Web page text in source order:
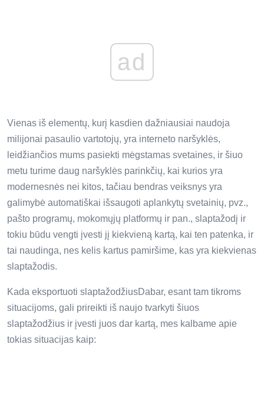
ad
Vienas iš elementų, kurį kasdien dažniausiai naudoja
milijonai pasaulio vartotojų, yra interneto naršyklės,
leidžiančios mums pasiekti mėgstamas svetaines, ir šiuo
metu turime daug naršyklės parinkčių, kai kurios yra
modernesnės nei kitos, tačiau bendras veiksnys yra
galimybė automatiškai išsaugoti aplankytų svetainių, pvz.,
pašto programų, mokomųjų platformų ir pan., slaptažodį ir
tokiu būdu vengti įvesti jį kiekvieną kartą, kai ten patenka, ir
tai naudinga, nes kelis kartus pamiršime, kas yra kiekvienas
slaptažodis.
Kada eksportuoti slaptažodžiusDabar, esant tam tikroms
situacijoms, gali prireikti iš naujo tvarkyti šiuos
slaptažodžius ir įvesti juos dar kartą, mes kalbame apie
tokias situacijas kaip: